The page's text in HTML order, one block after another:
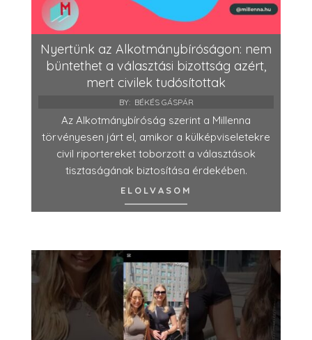
Nyertünk az Alkotmánybíróságon: nem
büntethet a választási bizottság azért,
mert civilek tudósítottak
BY: BÉKÉS GÁSPÁR
Az Alkotmánybíróság szerint a Millenna
törvényesen járt el, amikor a külképviseletekre
civil riportereket toborzott a választások
tisztaságának biztosítása érdekében.
ELOLVASOM